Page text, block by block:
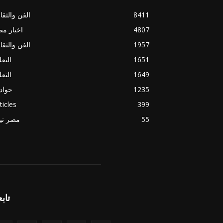
الفن
8411
اخبار
4807
الفن
1957
1651
1649
1235
399
مصر
55